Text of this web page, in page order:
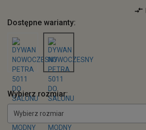
Dostępne warianty:
Wybierz rozmiar:
Wybierz rozmiar